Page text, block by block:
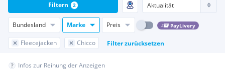
Bundesland Marke Preis PayLivery
Fleecejacken Chicco Filter zurücksetzen
Filtern 2
Infos zur Reihung der Anzeigen